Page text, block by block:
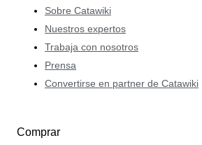
Sobre Catawiki
Nuestros expertos
Trabaja con nosotros
Prensa
Convertirse en partner de Catawiki
Comprar